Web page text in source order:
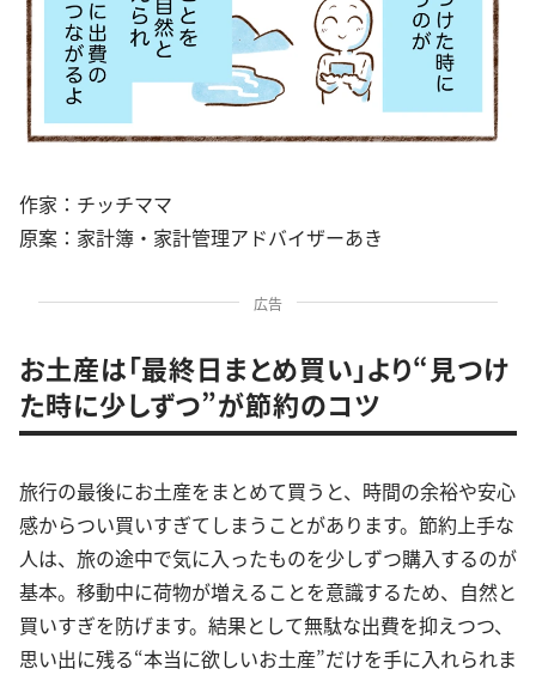
作家：チッチママ
原案：家計簿・家計管理アドバイザーあき
広告
お土産は「最終日まとめ買い」より“見つけ
た時に少しずつ”が節約のコツ
旅行の最後にお土産をまとめて買うと、時間の余裕や安心
感からつい買いすぎてしまうことがあります。節約上手な
人は、旅の途中で気に入ったものを少しずつ購入するのが
基本。移動中に荷物が増えることを意識するため、自然と
買いすぎを防げます。結果として無駄な出費を抑えつつ、
思い出に残る“本当に欲しいお土産”だけを手に入れられま